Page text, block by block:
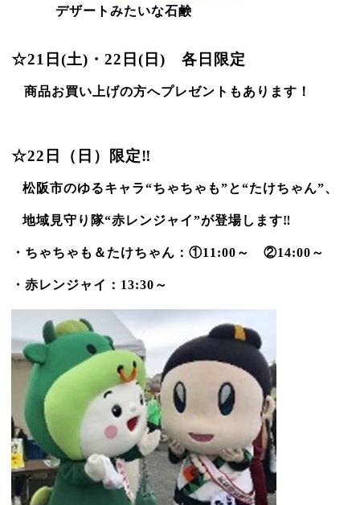
デザートみたいな石鹸
☆21 日 (土) ・ 22 日 ( 日 ) 各日限定
商品お買い上げの方へプレゼントもあります！
☆22 日（日）限定‼
松阪市のゆるキャラ“ちゃちゃも”と“たけちゃん”、
地域見守り隊“赤レンジャイ”が登場します‼
・ちゃちゃも＆たけちゃん：①11:00 ～ ②14:00 ～
・赤レンジャイ： 13:30 ～